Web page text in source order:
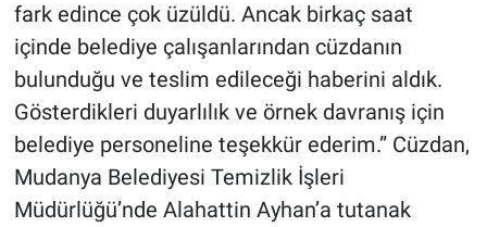
fark edince çok üzüldü. Ancak birkaç saat
içinde belediye çalışanlarından cüzdanın
bulunduğu ve teslim edileceği haberini aldık.
Gösterdikleri duyarlılık ve örnek davranış için
belediye personeline teşekkür ederim.” Cüzdan,
Mudanya Belediyesi Temizlik İşleri
Müdürlüğü’nde Alahattin Ayhan’a tutanak